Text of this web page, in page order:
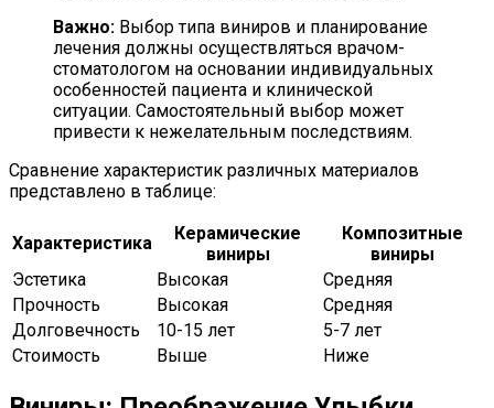
Важно: Выбор типа виниров и планирование
лечения должны осуществляться врачом-
стоматологом на основании индивидуальных
особенностей пациента и клинической
ситуации. Самостоятельный выбор может
привести к нежелательным последствиям.
Сравнение характеристик различных материалов
представлено в таблице:
Характеристика
Керамические
виниры
Композитные
виниры
Эстетика
Высокая
Средняя
Прочность
Высокая
Средняя
Долговечность
10-15 лет
5-7 лет
Стоимость
Выше Ниже